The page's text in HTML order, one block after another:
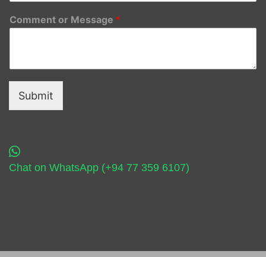
Comment or Message *
Submit
Chat on WhatsApp (+94 77 359 6107)